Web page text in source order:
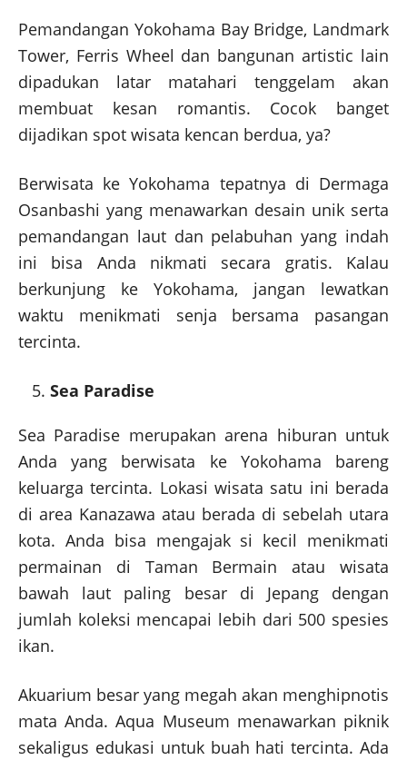
Pemandangan Yokohama Bay Bridge, Landmark
Tower, Ferris Wheel dan bangunan artistic lain
dipadukan latar matahari tenggelam akan
membuat kesan romantis. Cocok banget
dijadikan spot wisata kencan berdua, ya?
Berwisata ke Yokohama tepatnya di Dermaga
Osanbashi yang menawarkan desain unik serta
pemandangan laut dan pelabuhan yang indah
ini bisa Anda nikmati secara gratis. Kalau
berkunjung ke Yokohama, jangan lewatkan
waktu menikmati senja bersama pasangan
tercinta.
Sea Paradise
Sea Paradise merupakan arena hiburan untuk
Anda yang berwisata ke Yokohama bareng
keluarga tercinta. Lokasi wisata satu ini berada
di area Kanazawa atau berada di sebelah utara
kota. Anda bisa mengajak si kecil menikmati
permainan di Taman Bermain atau wisata
bawah laut paling besar di Jepang dengan
jumlah koleksi mencapai lebih dari 500 spesies
ikan.
Akuarium besar yang megah akan menghipnotis
mata Anda. Aqua Museum menawarkan piknik
sekaligus edukasi untuk buah hati tercinta. Ada